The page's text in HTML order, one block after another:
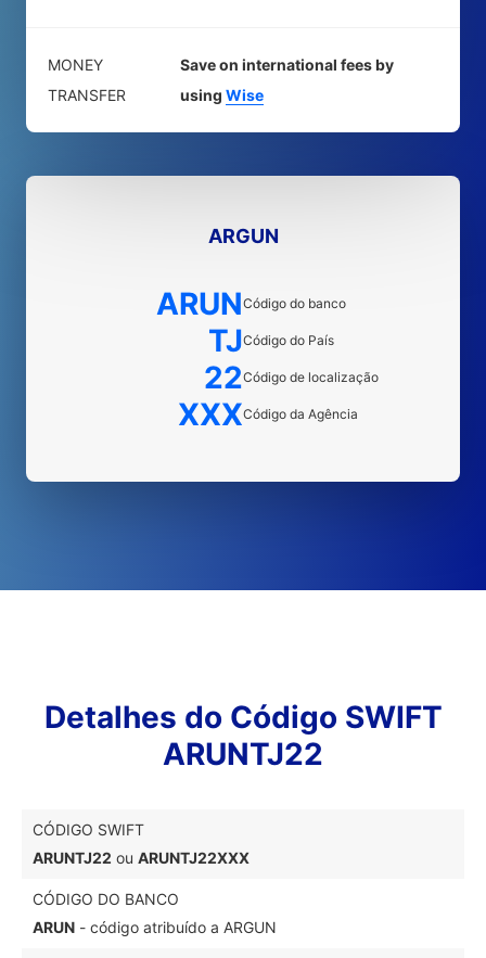
MONEY
TRANSFER
Save on international fees by
using Wise
ARGUN
ARUNCódigo do banco
TJCódigo do País
22Código de localização
XXXCódigo da Agência
Detalhes do Código SWIFT
ARUNTJ22
CÓDIGO SWIFT
ARUNTJ22 ou ARUNTJ22XXX
CÓDIGO DO BANCO
ARUN - código atribuído a ARGUN